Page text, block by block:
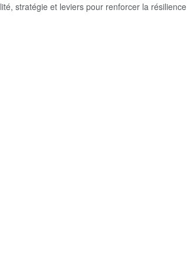
stratégie et leviers pour renforcer la résilience